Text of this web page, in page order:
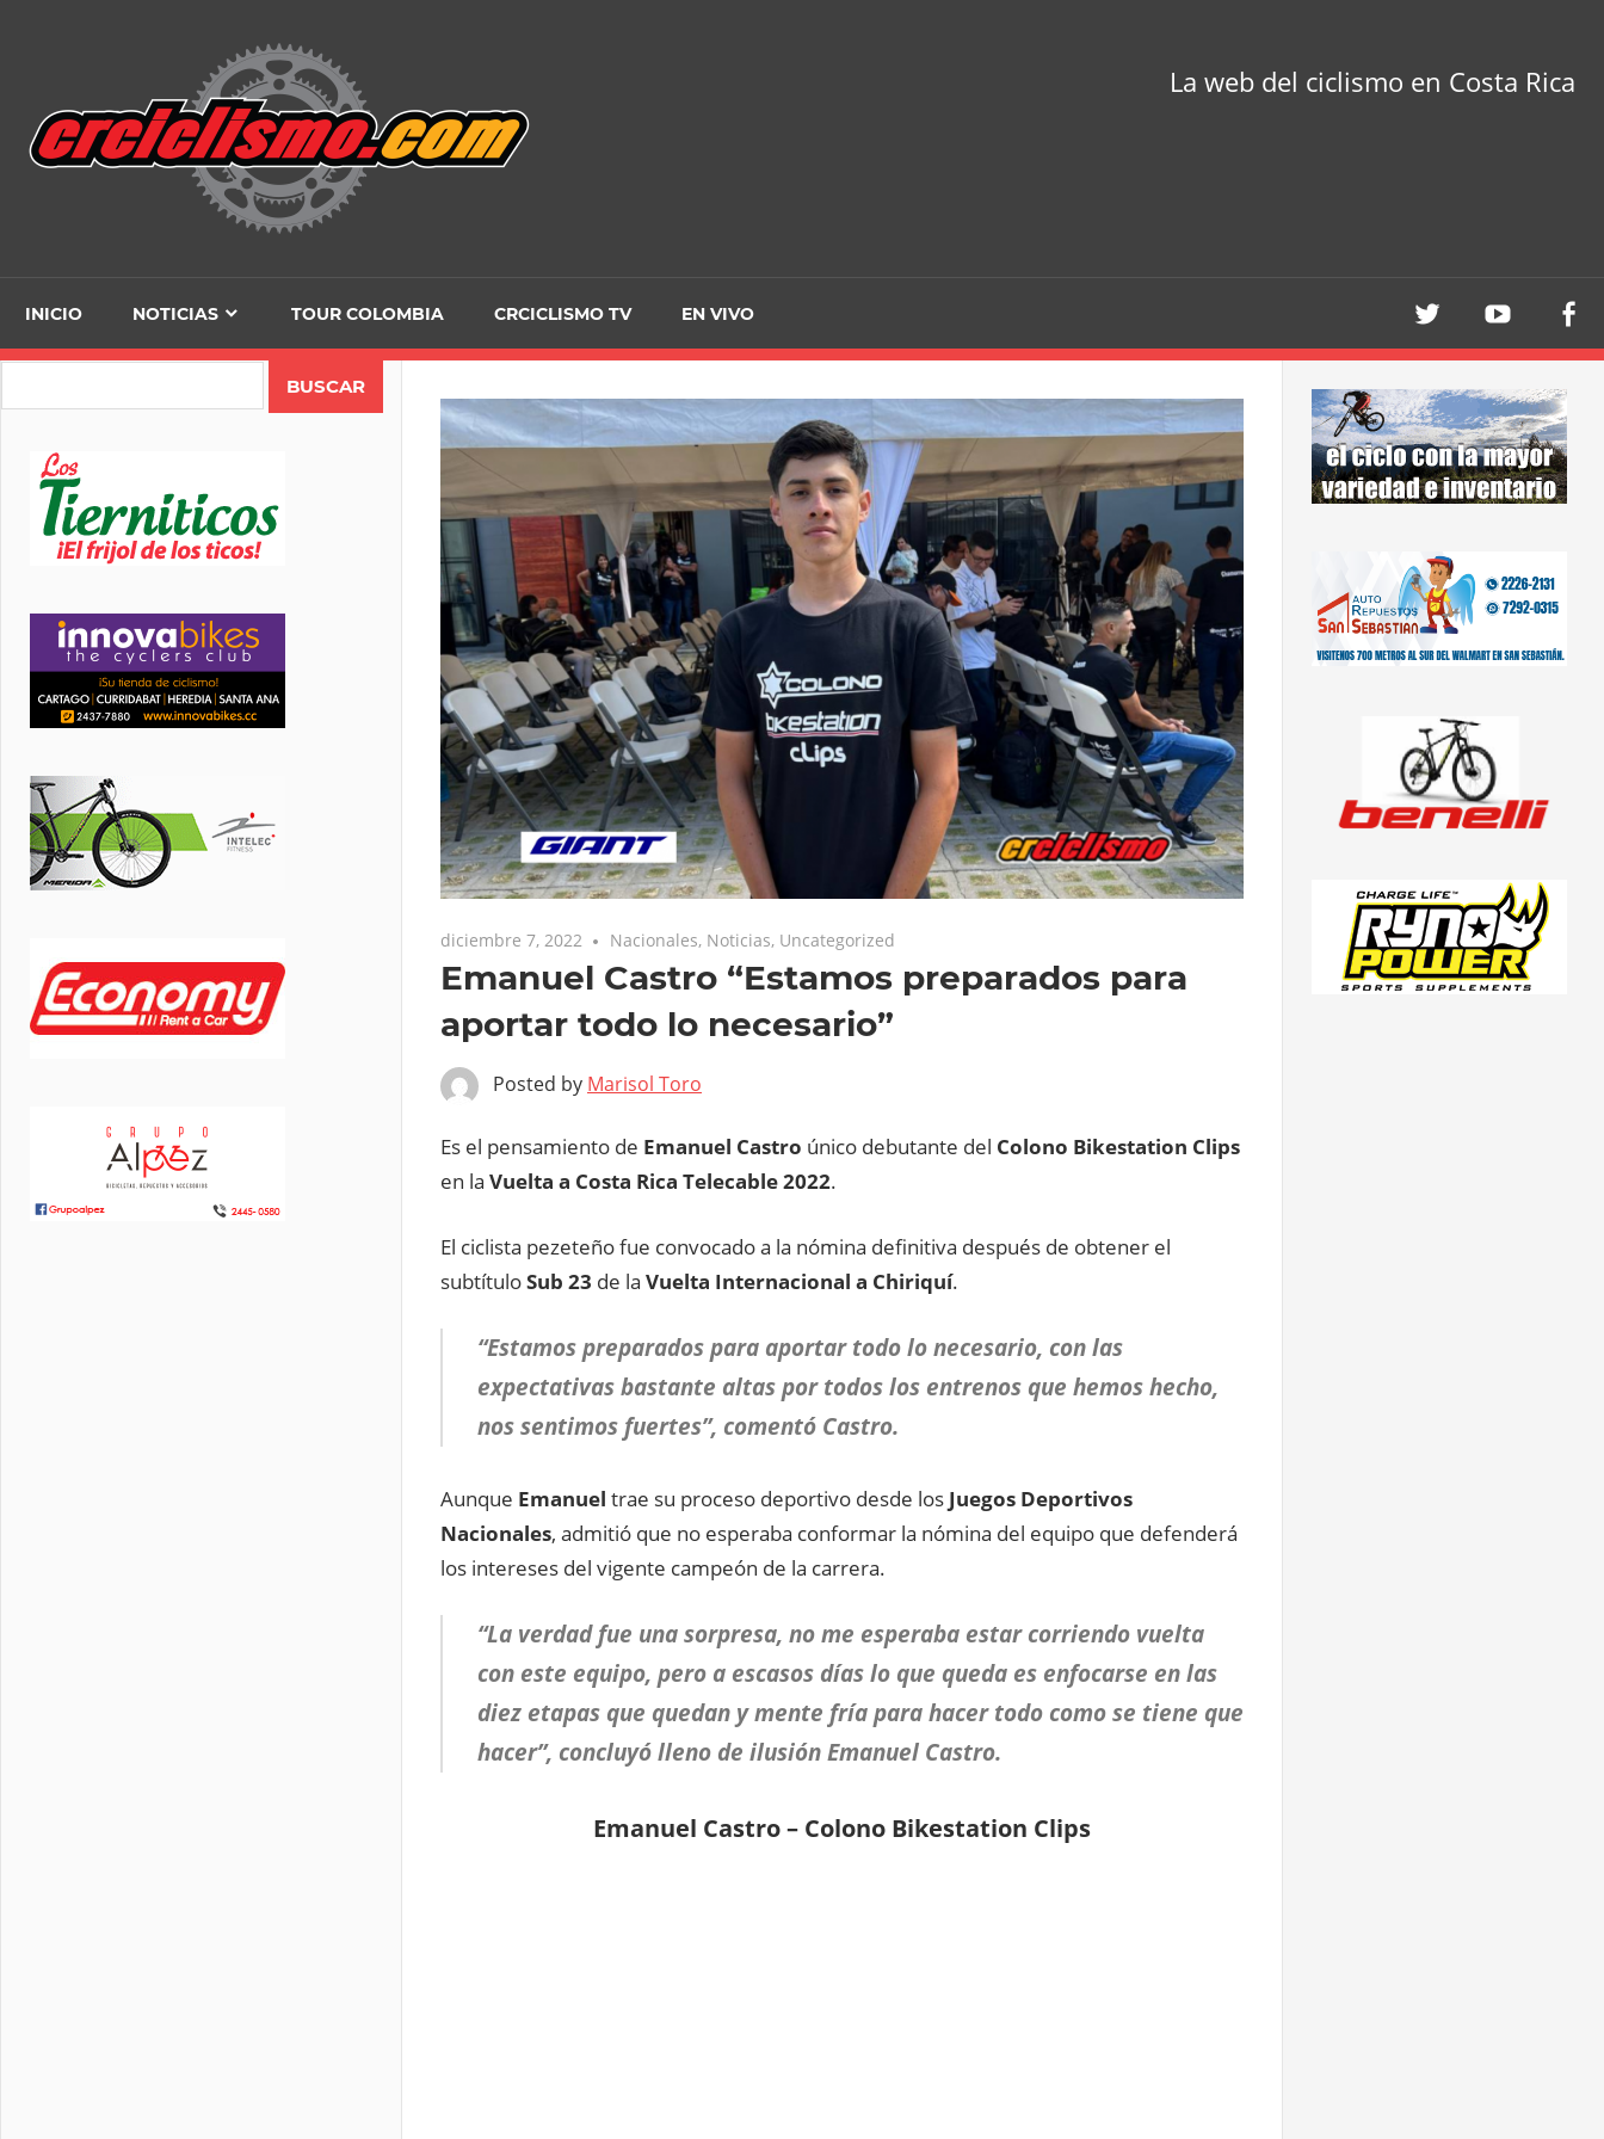
La web del ciclismo en Costa Rica
INICIO NOTICIAS TOUR COLOMBIA CRCICLISMO TV EN VIVO
diciembre 7, 2022 Nacionales, Noticias, Uncategorized
Emanuel Castro “Estamos preparados para
aportar todo lo necesario”
Posted by Marisol Toro
Es el pensamiento de Emanuel Castro único debutante del Colono Bikestation Clips
en la Vuelta a Costa Rica Telecable 2022.
El ciclista pezeteño fue convocado a la nómina definitiva después de obtener el
subtítuloSub 23 de la Vuelta Internacional a Chiriquí.
“Estamos preparados para aportar todo lo necesario, con las
expectativas bastante altas por todos los entrenos que hemos hecho,
nos sentimos fuertes”, comentó Castro.
Aunque Emanuel trae su proceso deportivo desde los Juegos Deportivos
Nacionales, admitió que no esperaba conformar la nómina del equipo que defenderá
los intereses del vigente campeón de la carrera.
“La verdad fue una sorpresa, no me esperaba estar corriendo vuelta
con este equipo, pero a escasos días lo que queda es enfocarse en las
diez etapas que quedan y mente fría para hacer todo como se tiene que
hacer”, concluyó lleno de ilusión Emanuel Castro.
Emanuel Castro – Colono Bikestation Clips